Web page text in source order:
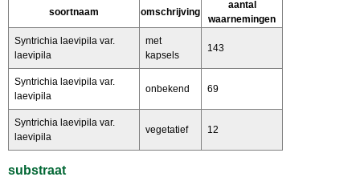
soortnaam omschrijving
aantal
waarnemingen
Syntrichia laevipila var.
laevipila
met
kapsels
143
Syntrichia laevipila var.
laevipila
onbekend 69
Syntrichia laevipila var.
laevipila
vegetatief 12
substraat